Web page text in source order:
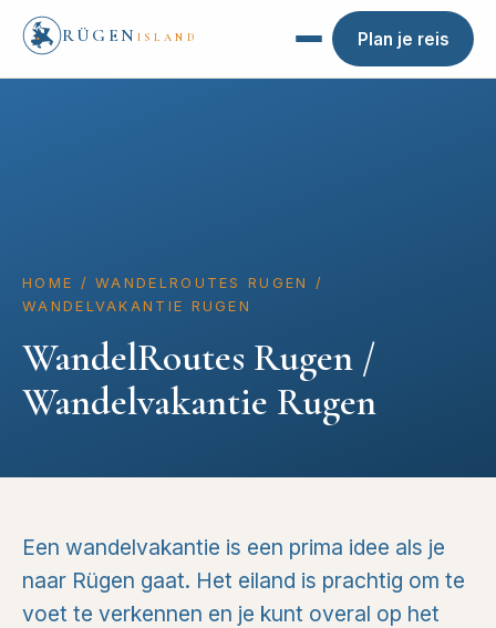
RÜGEN ISLAND Plan je reis
HOME /WANDELROUTES RUGEN /
WANDELVAKANTIE RUGEN
WandelRoutes Rugen /
Wandelvakantie Rugen
Een wandelvakantie is een prima idee als je
naar Rügen gaat. Het eiland is prachtig om te
voet te verkennen en je kunt overal op het